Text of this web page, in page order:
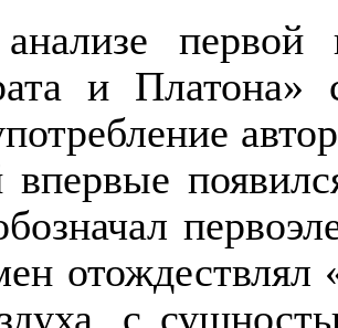
первой
и Платона»
впервые
отождествлял
с